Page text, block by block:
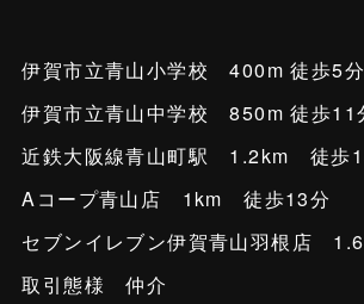
伊賀市立青山小学校 400m 徒歩5分
伊賀市立青山中学校 850m 徒歩11
近鉄大阪線青山町駅 1.2km 徒歩
Aコープ青山店 1km 徒歩13分
セブンイレブン伊賀青山羽根店
取引態様 仲介